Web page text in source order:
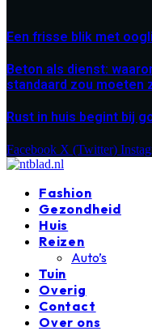
Een frisse blik met
Beton als dienst:
standaard zou moeten
Rust in huis begint bij
Facebook X (Twitter)
Fashion
Gezondheid
Huis
Reizen
Auto’s
Tuin
Overig
Contact
Over ons